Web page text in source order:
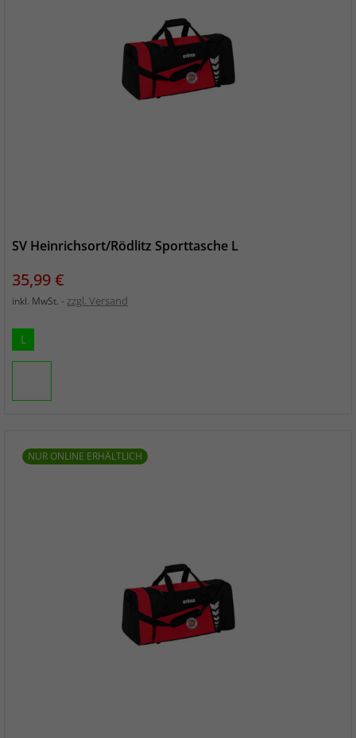
SV Heinrichsort/Rödlitz Sporttasche L
Preis
35,99 €
inkl. MwSt. zzgl. Versand
L
NUR ONLINE ERHÄLTLICH